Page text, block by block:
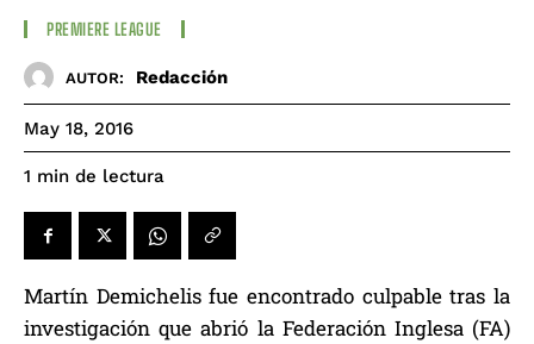
PREMIERE LEAGUE
AUTOR: Redacción
May 18, 2016
1 min de lectura
Martín Demichelis fue encontrado culpable tras la
investigación que abrió la Federación Inglesa (FA)